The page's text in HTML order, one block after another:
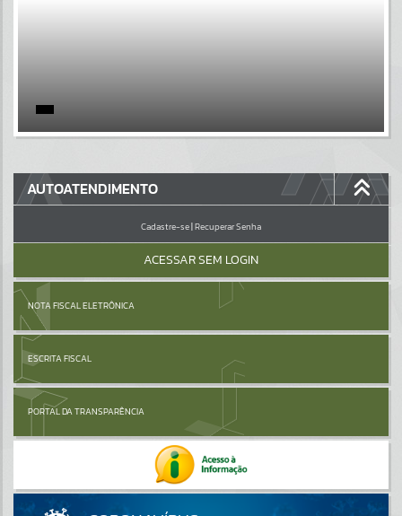
Por favor, aguarde...
GALERIAS
Por favor, aguarde...
AUTOATENDIMENTO
Cadastre-se|Recuperar Senha
ACESSAR SEM LOGIN
NOTA FISCAL ELETRÔNICA
ESCRITA FISCAL
PORTAL DA TRANSPARÊNCIA